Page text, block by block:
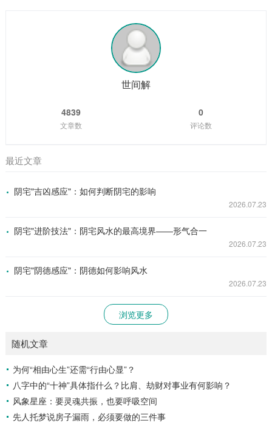
世间解
4839
文章数
0
评论数
最近文章
阴宅"吉凶感应"：如何判断阴宅的影响
2026.07.23
阴宅"进阶技法"：阴宅风水的最高境界——形气合一
2026.07.23
阴宅"阴德感应"：阴德如何影响风水
2026.07.23
浏览更多
随机文章
为何“相由心生”还需“行由心显”？
八字中的“十神”具体指什么？比肩、劫财对事业有何影响？
风象星座：要灵魂共振，也要呼吸空间
先人托梦说房子漏雨，必须要做的三件事